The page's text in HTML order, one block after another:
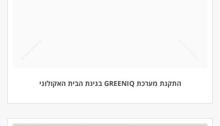
התקנת מערכת GREENIQ בגינת הבית האקולוגי